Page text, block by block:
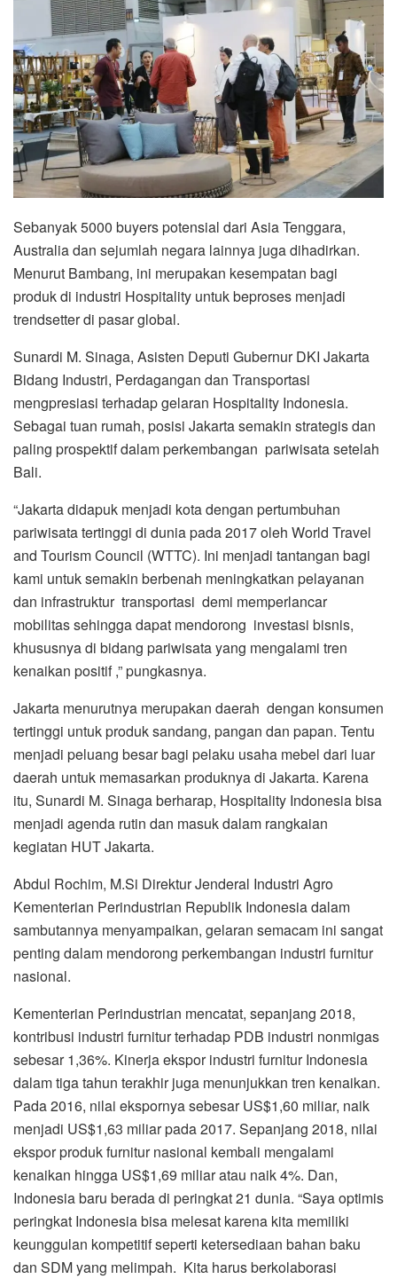
Sebanyak 5000 buyers potensial dari Asia Tenggara,
Australia dan sejumlah negara lainnya juga dihadirkan.
Menurut Bambang, ini merupakan kesempatan bagi
produk di industri Hospitality untuk beproses menjadi
trendsetter di pasar global.
Sunardi M. Sinaga, Asisten Deputi Gubernur DKI Jakarta
Bidang Industri, Perdagangan dan Transportasi
mengpresiasi terhadap gelaran Hospitality Indonesia.
Sebagai tuan rumah, posisi Jakarta semakin strategis dan
paling prospektif dalam perkembangan pariwisata setelah
Bali.
“Jakarta didapuk menjadi kota dengan pertumbuhan
pariwisata tertinggi di dunia pada 2017 oleh World Travel
and Tourism Council (WTTC). Ini menjadi tantangan bagi
kami untuk semakin berbenah meningkatkan pelayanan
dan infrastruktur transportasi demi memperlancar
mobilitas sehingga dapat mendorong investasi bisnis,
khususnya di bidang pariwisata yang mengalami tren
kenaikan positif ,” pungkasnya.
Jakarta menurutnya merupakan daerah dengan konsumen
tertinggi untuk produk sandang, pangan dan papan. Tentu
menjadi peluang besar bagi pelaku usaha mebel dari luar
daerah untuk memasarkan produknya di Jakarta. Karena
itu, Sunardi M. Sinaga berharap, Hospitality Indonesia bisa
menjadi agenda rutin dan masuk dalam rangkaian
kegiatan HUT Jakarta.
Abdul Rochim, M.Si Direktur Jenderal Industri Agro
Kementerian Perindustrian Republik Indonesia dalam
sambutannya menyampaikan, gelaran semacam ini sangat
penting dalam mendorong perkembangan industri furnitur
nasional.
Kementerian Perindustrian mencatat, sepanjang 2018,
kontribusi industri furnitur terhadap PDB industri nonmigas
sebesar 1,36%. Kinerja ekspor industri furnitur Indonesia
dalam tiga tahun terakhir juga menunjukkan tren kenaikan.
Pada 2016, nilai ekspornya sebesar US$1,60 miliar, naik
menjadi US$1,63 miliar pada 2017. Sepanjang 2018, nilai
ekspor produk furnitur nasional kembali mengalami
kenaikan hingga US$1,69 miliar atau naik 4%. Dan,
Indonesia baru berada di peringkat 21 dunia. “Saya optimis
peringkat Indonesia bisa melesat karena kita memiliki
keunggulan kompetitif seperti ketersediaan bahan baku
dan SDM yang melimpah. Kita harus berkolaborasi